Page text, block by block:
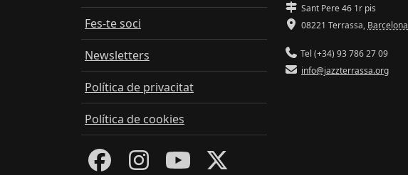
Fes-te soci
Newsletters
Política de privacitat
Política de cookies
Sant Pere 46 1r pis
08221 Terrassa, Barcelona
Tel (+34) 93 786 27 09
info@jazzterrassa.org